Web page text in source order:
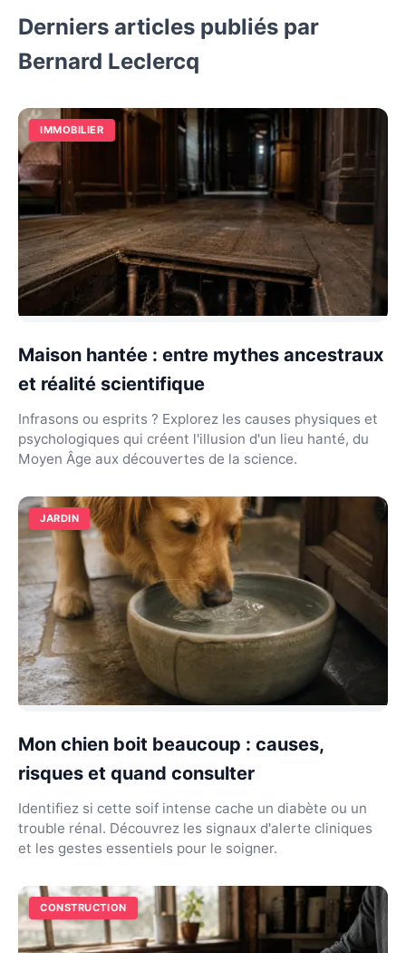
Derniers articles publiés par
Bernard Leclercq
IMMOBILIER
Maison hantée : entre mythes ancestraux
et réalité scientifique
Infrasons ou esprits ? Explorez les causes physiques et
psychologiques qui créent l'illusion d'un lieu hanté, du
Moyen Âge aux découvertes de la science.
JARDIN
Mon chien boit beaucoup : causes,
risques et quand consulter
Identifiez si cette soif intense cache un diabète ou un
trouble rénal. Découvrez les signaux d'alerte cliniques
et les gestes essentiels pour le soigner.
CONSTRUCTION